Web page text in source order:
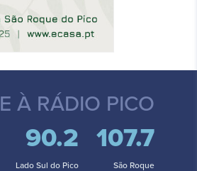
À RÁDIO PICO
90.2
Lado Sul do Pico
107.7
São Roque